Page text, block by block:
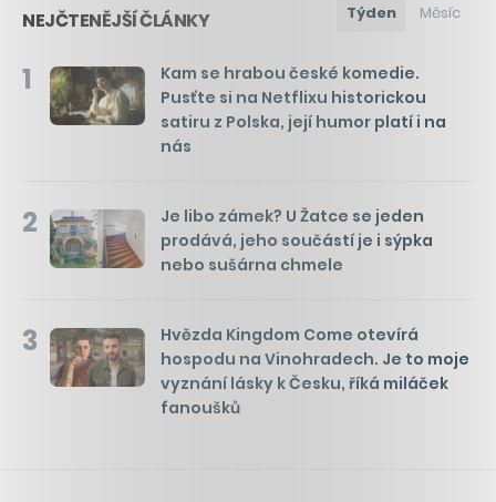
NEJČTENĚJŠÍ ČLÁNKY Týden Měsíc
1
Kam se hrabou české komedie.
Pusťte si na Netflixu historickou
satiru z Polska, její humor platí i na
nás
2
Je libo zámek? U Žatce se jeden
prodává, jeho součástí je i sýpka
nebo sušárna chmele
3
Hvězda Kingdom Come otevírá
hospodu na Vinohradech. Je to moje
vyznání lásky k Česku, říká miláček
fanoušků